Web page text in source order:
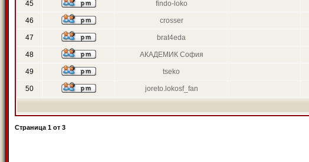
45 findo-loko
46 crosser
47 brat4eda
48 АКАДЕМИК София
49 tseko
50 joreto.lokosf_fan
Страница 1 от 3